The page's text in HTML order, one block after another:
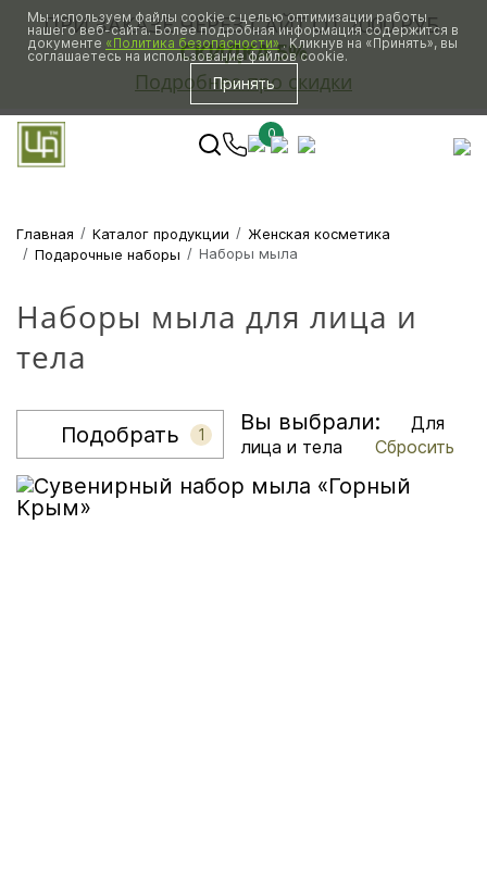
ПРИ ЗАКАЗЕ ЧЕРЕЗ САЙТ ОТ 2000 РУБ.
СКИДКА 5%
Подробнее про скидки
0
Главная Каталог продукции
Женская косметика
Подарочные наборы
Наборы мыла
Наборы мыла для лица и
тела
Подобрать 1 Вы выбрали:
Для
лица и тела
Сбросить
Мы используем файлы cookie с целью оптимизации работы
нашего веб-сайта. Более подробная информация содержится в
документе «Политика безопасности». Кликнув на «Принять», вы
соглашаетесь на использование файлов cookie.
Принять